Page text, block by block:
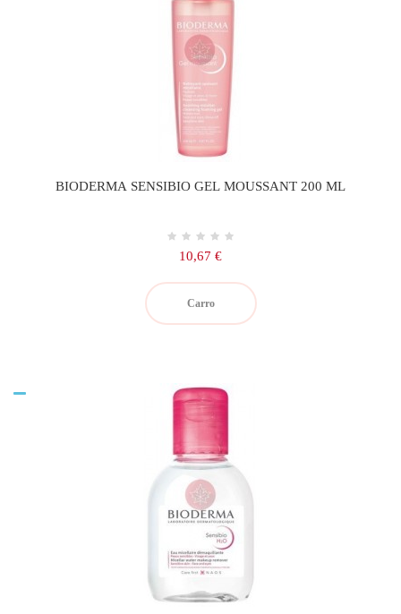
BIODERMA SENSIBIO GEL MOUSSANT 200 ML
Precio
10,67 €
Carro